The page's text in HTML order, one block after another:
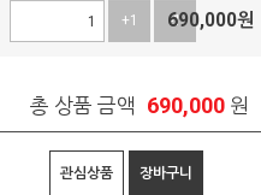
+1 -1
690,000원
총 상품 금액 690,000 원
관심상품 장바구니